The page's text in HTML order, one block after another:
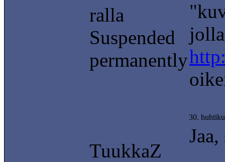
ralla
Suspended
permanently
TuukkaZ
30.